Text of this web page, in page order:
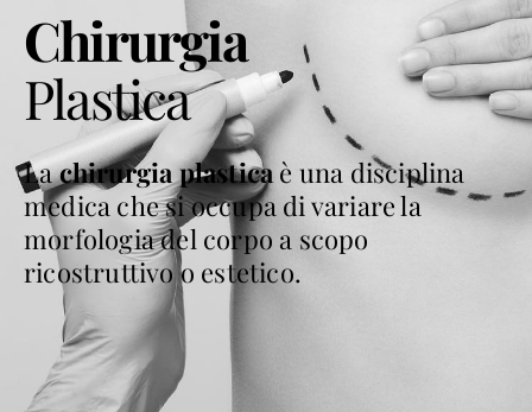
Chirurgia
Plastica
Lachirurgia plastica è una disciplina
medica che si occupa di variare la
morfologia del corpo a scopo
ricostruttivo o estetico.